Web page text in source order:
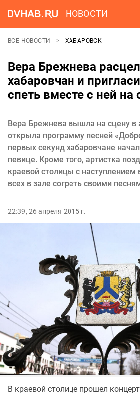
НОВОСТИ
ВСЕ НОВОСТИ ХАБАРОВСК
Вера Брежнева
хабаровчан и
спеть вместе с ней
Вера Брежнева вышла на сцену в
открыла программу песней
первых секунд хабаровчане
певице. Кроме того, артистка
краевой столицы с
всех в зале согреть своими
22:39, 26 апреля 2015 г.
В краевой столице прошел